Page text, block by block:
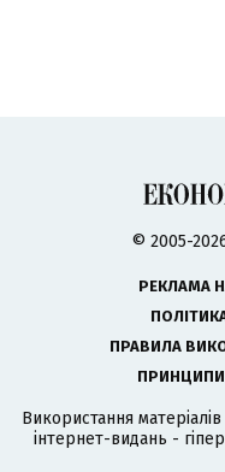
© 2005-
РЕКЛАМА
ПРАВИЛА
ПРИНЦИПИ
Використання
інтернет-видань -